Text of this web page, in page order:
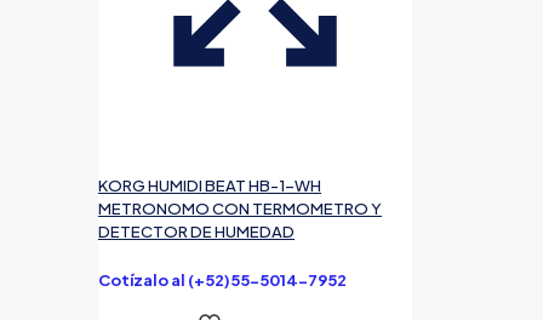
KORG HUMIDI BEAT HB-1-WH
METRONOMO CON TERMOMETRO Y
DETECTOR DE HUMEDAD
Cotízalo al (+52)55-5014-7952